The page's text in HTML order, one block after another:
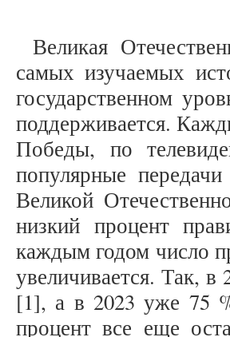
Великая
самых изучаемых
государственном
поддерживается.
Победы, по
популярные
Великой
низкий процент
каждым годом число
увеличивается. Так, в
[1], а в 2023 уже 75
процент все еще